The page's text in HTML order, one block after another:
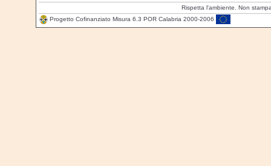
Rispetta l'ambiente. Non
Progetto Cofinanziato Misura 6.3 POR Calabria 2000-2006